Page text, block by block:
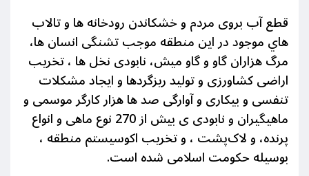
قطع آب بروی مردم و خشكاندن رودخانه ها و تالاب
هاي موجود در این منطقه موجب تشنگی انسان ها،
مرگ هزاران گاو و گاو ميش، نابودی نخل ها ، تخريب
اراضی كشاورزی و توليد ریزگردها و ایجاد مشکلات
تنفسی و بیکاری و آوارگی صد ها هزار كارگر موسمی و
ماهيگيران و نابودی ی بیش از 270 نوع ماهی و انواع
پرنده، و لاک‌پشت ، و تخريب اكوسيستم منطقه ،
بوسيله حکومت اسلامی شده است.